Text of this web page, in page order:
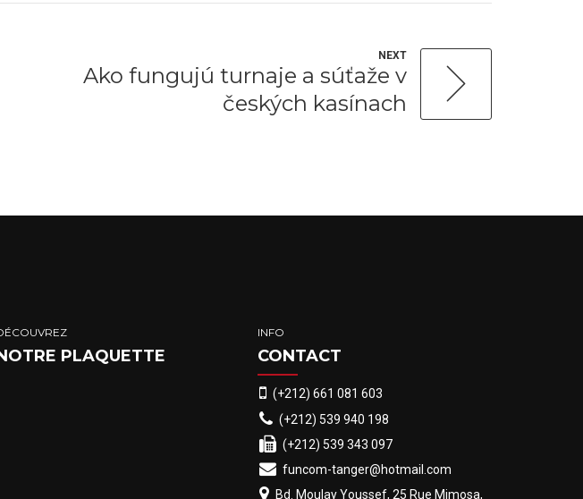
NEXT
Ako fungujú turnaje a súťaže v
českých kasínach
PLAQUETTE
INFO
CONTACT
(+212) 661 081 603
(+212) 539 940 198
(+212) 539 343 097
funcom-tanger@hotmail.com
Bd. Moulay Youssef, 25 Rue Mimosa,